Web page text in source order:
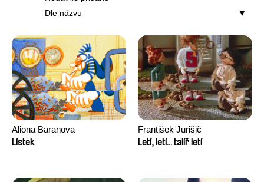
Dle názvu
Aliona Baranova
Lístek
František Jurišič
Letí, letí... talíř letí